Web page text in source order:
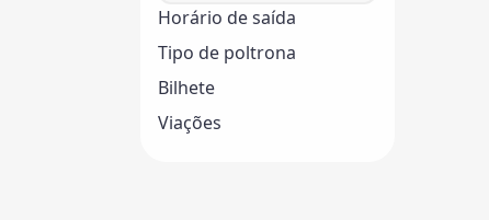
Horário de saída
Tipo de poltrona
Bilhete
Viações